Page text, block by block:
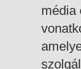
média